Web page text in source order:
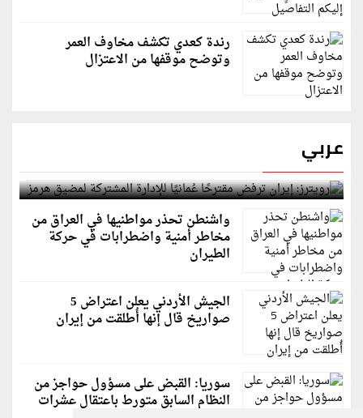
رندة كعدي تكشف مخاوف العمر
وتوضح موقفها من الاعتزال
عربي
رويترز: إيران ترفض مقترحًا عُمانيًا للإدارة المشتركة
لمضيق هرمز
واشنطن تحذر مواطنيها في العراق من
مخاطر أمنية واضطرابات في حركة
الطيران
الجيش الأردني يعلن اعتراض 5
صواريخ قال إنها أُطلقت من إيران
سوريا: القبض على مسؤول حواجز من
النظام السابق متورط باعتقال عشرات